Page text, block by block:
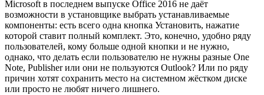
Microsoft в последнем выпуске Office 2016 не даёт
возможности в установщике выбрать устанавливаемые
компоненты: есть всего одна кнопка Установить, нажатие
которой ставит полный комплект. Это, конечно, удобно ряду
пользователей, кому больше одной кнопки и не нужно,
однако, что делать если пользователю не нужны разные One
Note, Publisher или они не пользуются Outlook? Или по ряду
причин хотят сохранить место на системном жёстком диске
или просто не любят ничего лишнего.